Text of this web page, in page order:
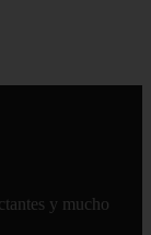
y mucho